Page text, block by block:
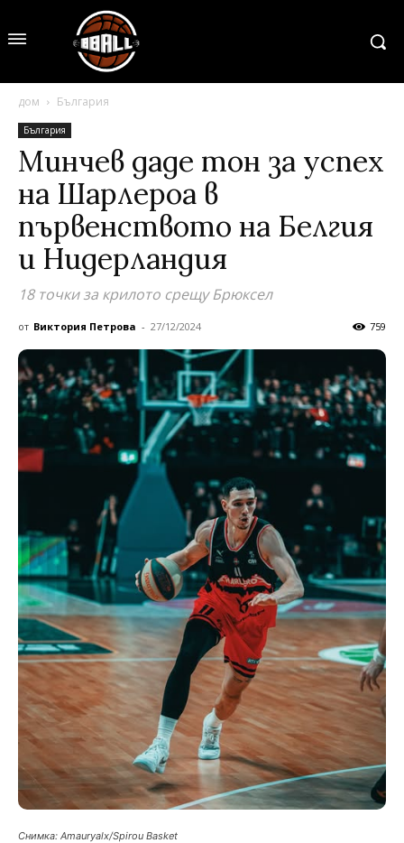
дом България
България
Минчев даде тон за успех
на Шарлероа в
първенството на Белгия
и Нидерландия
18 точки за крилото срещу Брюксел
от Виктория Петрова - 27/12/2024 759
Снимка: Аmauryalx/Spirou Basket